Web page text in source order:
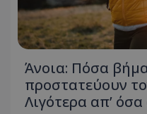
Άνοια: Πόσα
προστατεύουν
Λιγότερα απ’